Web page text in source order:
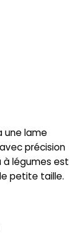
une lame
précision
à légumes est
petite taille.